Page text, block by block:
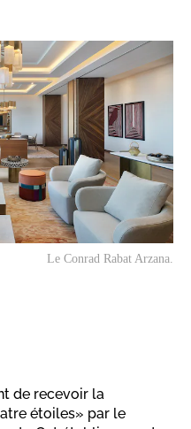
Le Conrad Rabat Arzana.
de recevoir la
étoiles» par le